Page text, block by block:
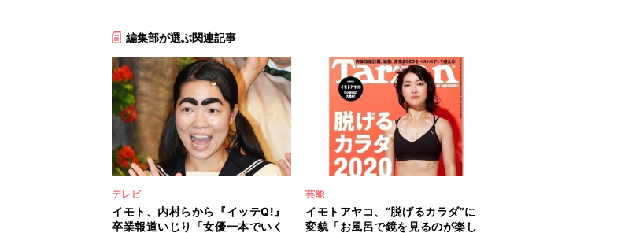
編集部が選ぶ関連記事
テレビ
イモト、内村らから『イッテQ!』
卒業報道いじり「女優一本でいく
芸能
イモトアヤコ、“脱げるカラダ”に
変貌「お風呂で鏡を見るのが楽し